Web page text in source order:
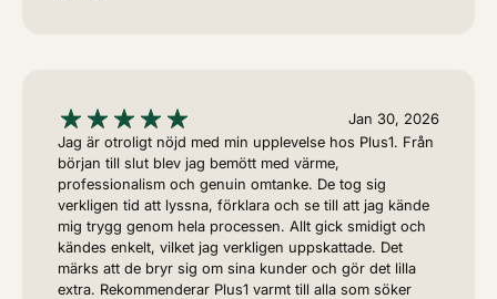
Jan 30, 2026
Jag är otroligt nöjd med min upplevelse hos Plus1. Från
början till slut blev jag bemött med värme,
professionalism och genuin omtanke. De tog sig
verkligen tid att lyssna, förklara och se till att jag kände
mig trygg genom hela processen. Allt gick smidigt och
kändes enkelt, vilket jag verkligen uppskattade. Det
märks att de bryr sig om sina kunder och gör det lilla
extra. Rekommenderar Plus1 varmt till alla som söker